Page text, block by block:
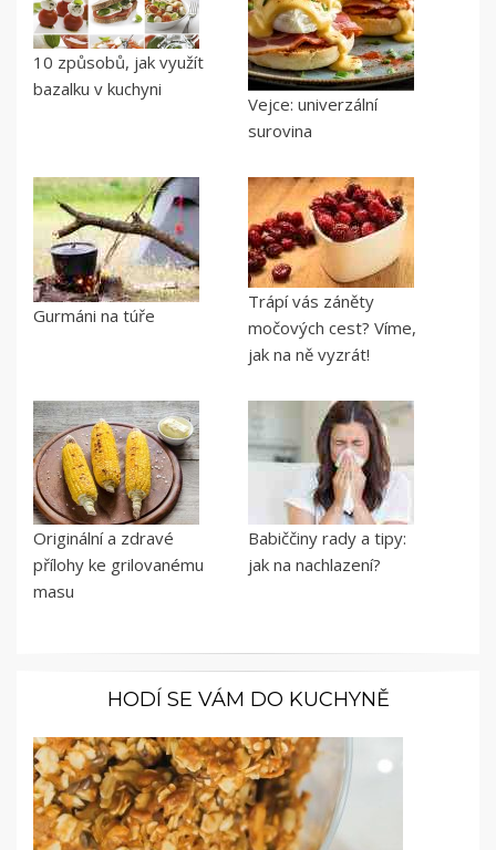
10 způsobů, jak využít
bazalku v kuchyni
Vejce: univerzální
surovina
Gurmáni na túře
Trápí vás záněty
močových cest? Víme,
jak na ně vyzrát!
Originální a zdravé
přílohy ke grilovanému
masu
Babiččiny rady a tipy:
jak na nachlazení?
HODÍ SE VÁM DO KUCHYNĚ